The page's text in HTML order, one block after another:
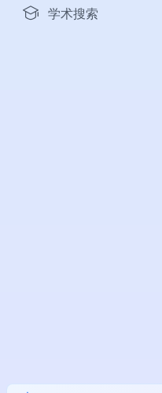
学术搜索